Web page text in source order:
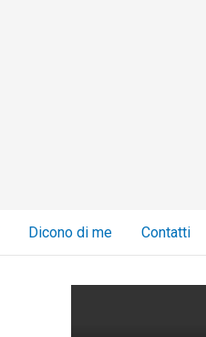
Dicono di me Contatti